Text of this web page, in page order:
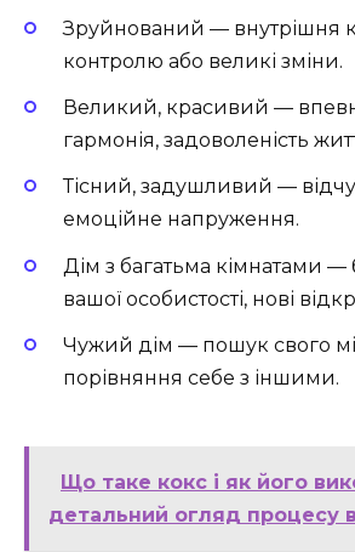
Зруйнований — внутрішня
контролю або великі зміни.
Великий, красивий —
гармонія, задоволеність
Тісний, задушливий —
емоційне напруження.
Дім з багатьма кімнатами —
вашої особистості, нові
Чужий дім — пошук свого
порівняння себе з іншими.
Що таке кокс і як його
детальний огляд процесу